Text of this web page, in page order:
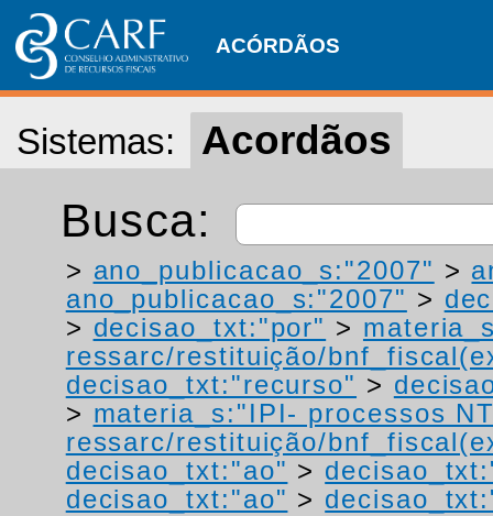
ACÓRDÃOS
Sistemas: Acordãos
Busca:
> ano_publicacao_s:"2007" >
ano_publicacao_s:"2007" >
> decisao_txt:"por" >
ressarc/restituição/
decisao_txt:"recurso" >
> materia_s:"IPI- processos
ressarc/restituição/
decisao_txt:"ao" >
decisao_txt:"ao" >